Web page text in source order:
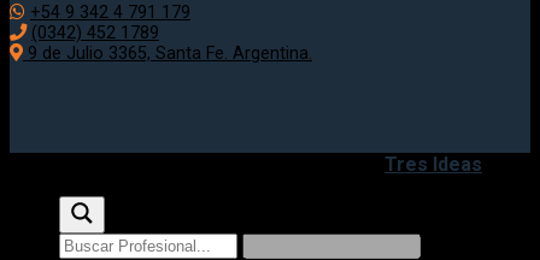
+54 9 342 4 791 179
(0342) 452 1789
9 de Julio 3365, Santa Fe. Argentina.
Tres Ideas